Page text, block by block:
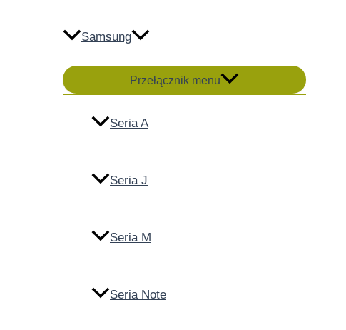
Samsung
Przełącznik menu
Seria A
Seria J
Seria M
Seria Note